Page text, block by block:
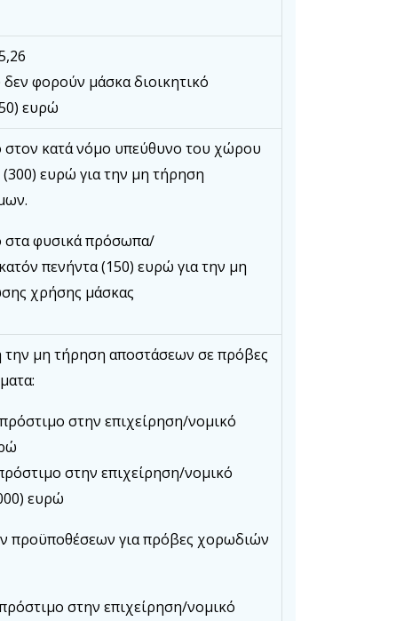
φορούν μάσκα διοικητικό
ευρώ
στον κατά νόμο υπεύθυνο του χώρου
(300) ευρώ για την μη τήρηση
στα φυσικά πρόσωπα/
πενήντα (150) ευρώ για την μη
χρήσης μάσκας
την μη τήρηση αποστάσεων σε πρόβες
στην επιχείρηση/νομικό
στην επιχείρηση/νομικό
ευρώ
προϋποθέσεων για πρόβες χορωδιών
στην επιχείρηση/νομικό